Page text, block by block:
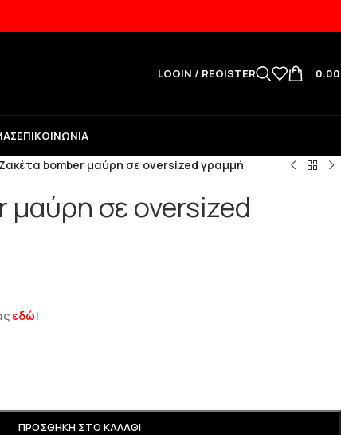
LOGIN / REGISTER
ΕΠΙΚΟΙΝΩΝΊΑ
Ζακέτα bomber μαύρη σε oversized γραμμή
μαύρη σε oversized
εδώ!
ΠΡΟΣΘΉΚΗ ΣΤΟ ΚΑΛΆΘΙ